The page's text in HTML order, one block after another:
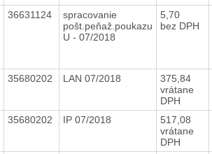
36631124
spracovanie
pošt.peňaž.poukazu
U - 07/2018
5,70
bez DPH
35680202 LAN 07/2018
375,84
vrátane
DPH
35680202 IP 07/2018
517,08
vrátane
DPH